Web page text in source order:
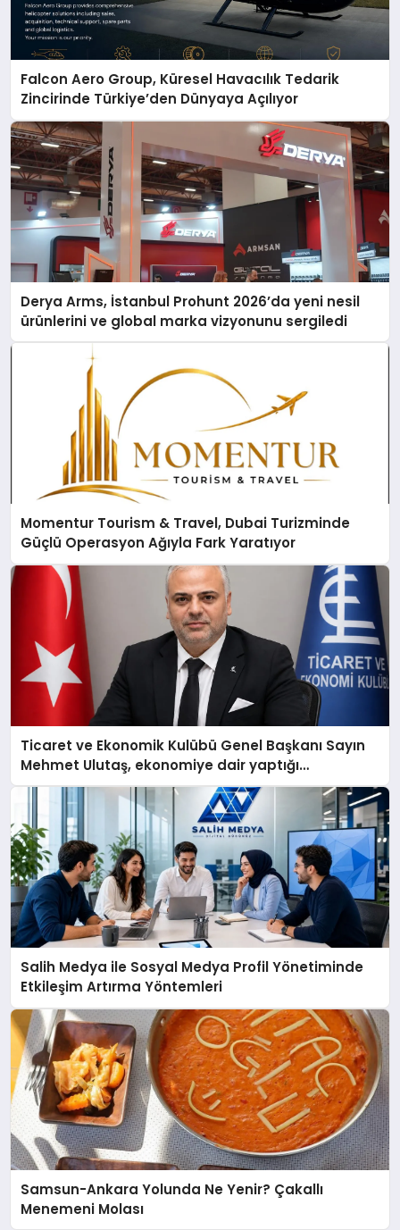
Falcon Aero Group, Küresel Havacılık Tedarik
Zincirinde Türkiye’den Dünyaya Açılıyor
Derya Arms, İstanbul Prohunt 2026’da yeni nesil
ürünlerini ve global marka vizyonunu sergiledi
Momentur Tourism & Travel, Dubai Turizminde
Güçlü Operasyon Ağıyla Fark Yaratıyor
Ticaret ve Ekonomik Kulübü Genel Başkanı Sayın
Mehmet Ulutaş, ekonomiye dair yaptığı
açıklamada şunları kaydetti:
Salih Medya ile Sosyal Medya Profil Yönetiminde
Etkileşim Artırma Yöntemleri
Samsun-Ankara Yolunda Ne Yenir? Çakallı
Menemeni Molası